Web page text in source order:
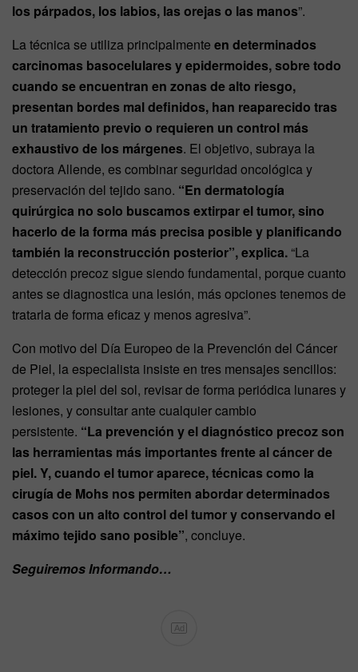
los párpados, los labios, las orejas o las manos”.
La técnica se utiliza principalmente en determinados
carcinomas basocelulares y epidermoides, sobre todo
cuando se encuentran en zonas de alto riesgo,
presentan bordes mal definidos, han reaparecido tras
un tratamiento previo o requieren un control más
exhaustivo de los márgenes. El objetivo, subraya la
doctora Allende, es combinar seguridad oncológica y
preservación del tejido sano. “En dermatología
quirúrgica no solo buscamos extirpar el tumor, sino
hacerlo de la forma más precisa posible y planificando
también la reconstrucción posterior”, explica. “La
detección precoz sigue siendo fundamental, porque cuanto
antes se diagnostica una lesión, más opciones tenemos de
tratarla de forma eficaz y menos agresiva”.
Con motivo del Día Europeo de la Prevención del Cáncer
de Piel, la especialista insiste en tres mensajes sencillos:
proteger la piel del sol, revisar de forma periódica lunares y
lesiones, y consultar ante cualquier cambio
persistente. “La prevención y el diagnóstico precoz son
las herramientas más importantes frente al cáncer de
piel. Y, cuando el tumor aparece, técnicas como la
cirugía de Mohs nos permiten abordar determinados
casos con un alto control del tumor y conservando el
máximo tejido sano posible”, concluye.
Seguiremos Informando…
Ad